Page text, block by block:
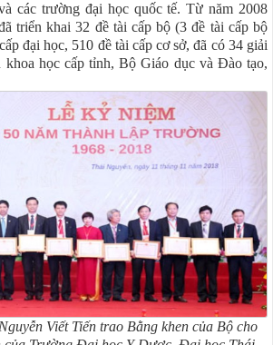
các trường đại học quốc tế. Từ năm 2008
triển khai 32 đề tài cấp bộ (3 đề tài cấp bộ
đại học, 510 đề tài cấp cơ sở, đã có 34 giải
khoa học cấp tỉnh, Bộ Giáo dục và Đào tạo,
Viết Tiến trao Bằng khen của Bộ cho